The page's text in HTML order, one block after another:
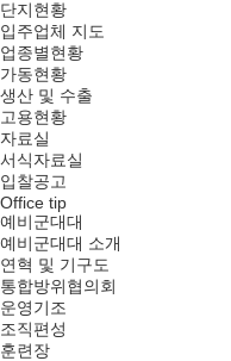
단지현황
입주업체 지도
업종별현황
가동현황
생산 및 수출
고용현황
자료실
서식자료실
입찰공고
Office tip
예비군대대
예비군대대 소개
연혁 및 기구도
통합방위협의회
운영기조
조직편성
훈련장